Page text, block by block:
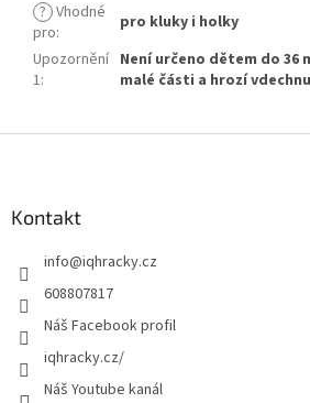
? Vhodné
pro:
pro kluky i holky
Upozornění
1:
Není určeno dětem do 36
malé části a hrozí
Kontakt
info@iqhracky.cz
608807817
Náš Facebook profil
iqhracky.cz/
Náš Youtube kanál